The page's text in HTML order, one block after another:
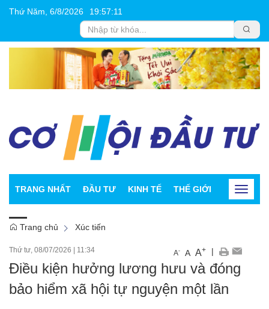
Thứ Năm, 6/8/2026 19:57:12
TRANG NHẤT ĐẦU TƯ KINH TẾ THẾ GIỚI CHỨNG
Toggle
Trang chủ Xúc tiến
Thứ tư, 08/07/2026 | 11:34 A- A A+ |
Điều kiện hưởng lương hưu và đóng
bảo hiểm xã hội tự nguyện một lần